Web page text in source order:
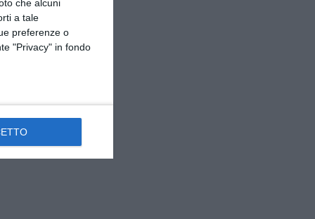
che alcuni
a tale
preferenze o
"Privacy" in fondo